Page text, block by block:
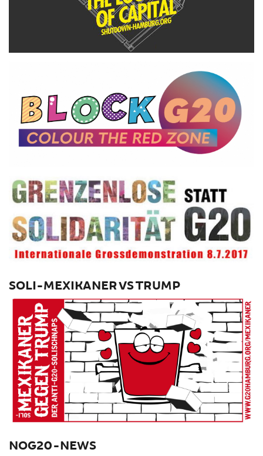
SOLI-MEXIKANER VS TRUMP
NOG20-NEWS